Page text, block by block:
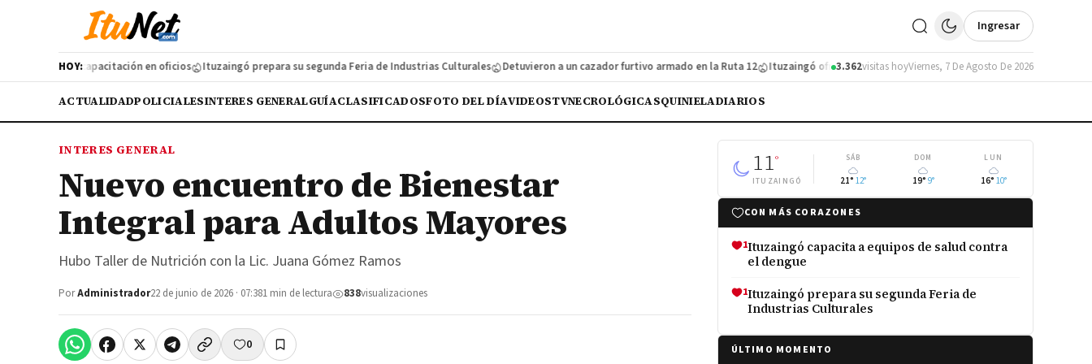
Ingresar
HOY:
una nueva capacitación en oficios Ituzaingó prepara su segunda Feria de Industrias Culturales Detuvieron a un cazador furtivo armado en la Ruta 12 Ituzaingó ofrece controles de salud y nutrición a jubilados
3.362visitas hoyViernes, 7 De Agosto De 2026
ACTUALIDADPOLICIALESINTERES GENERALGUÍACLASIFICADOSFOTO DEL DÍAVIDEOSTVNECROLÓGICASQUINIELADIARIOS
INTERES GENERAL
Nuevo encuentro de Bienestar
Integral para Adultos Mayores
Hubo Taller de Nutrición con la Lic. Juana Gómez Ramos
PorAdministrador22 de junio de 2026 · 07:381 min de lectura 838visualizaciones
0
11°
ITUZAINGÓ
SÁB
21° 12°
DOM
19° 9°
LUN
16° 10°
CON MÁS CORAZONES
1Ituzaingó capacita a equipos de salud contra
el dengue
1Ituzaingó prepara su segunda Feria de
Industrias Culturales
ÚLTIMO MOMENTO